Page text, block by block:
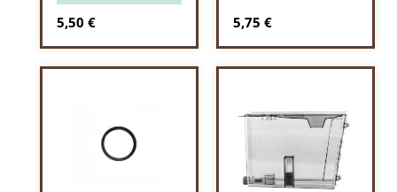
Regulärer Preis:
5,50 € Regulärer Preis:
5,75 €